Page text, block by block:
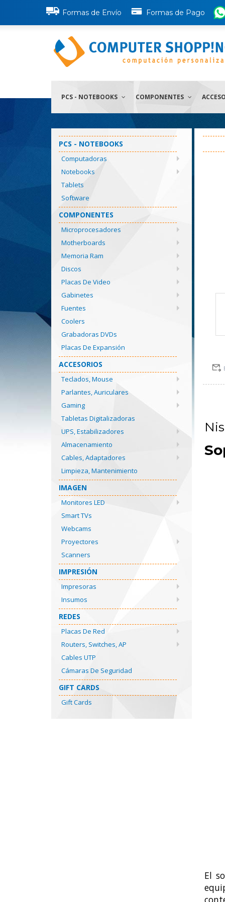
Formas de Envío Formas de Pago
PCS - NOTEBOOKS COMPONENTES
PCS - NOTEBOOKS
Computadoras
Notebooks
Tablets
Software
COMPONENTES
Microprocesadores
Motherboards
Memoria Ram
Discos
Placas De Video
Gabinetes
Fuentes
Coolers
Grabadoras DVDs
Placas De Expansión
ACCESORIOS
Teclados, Mouse
Parlantes, Auriculares
Gaming
Tabletas Digitalizadoras
UPS, Estabilizadores
Almacenamiento
Cables, Adaptadores
Limpieza, Mantenimiento
IMAGEN
Monitores LED
Smart TVs
Webcams
Proyectores
Scanners
IMPRESIÓN
Impresoras
Insumos
REDES
Placas De Red
Routers, Switches, AP
Cables UTP
Cámaras De Seguridad
GIFT CARDS
Gift Cards
El